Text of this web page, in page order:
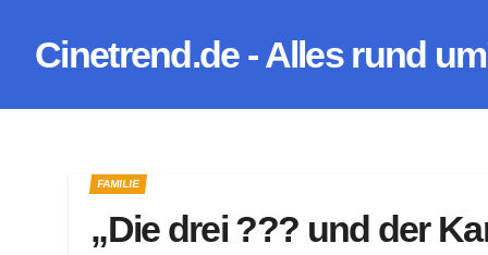
InhaltCinetrend.de - Alles rund
FAMILIE
„Die drei ??? und der